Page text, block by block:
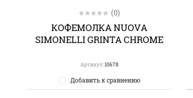
(0)
КОФЕМОЛКА NUOVA
SIMONELLI GRINTA CHROME
Артикул:10678
Добавить к сравнению